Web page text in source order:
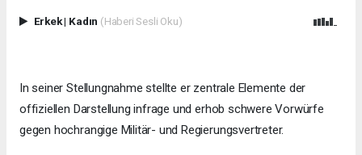
Erkek| Kadın (Haberi Sesli Oku)
In seiner Stellungnahme stellte er zentrale Elemente der
offiziellen Darstellung infrage und erhob schwere Vorwürfe
gegen hochrangige Militär- und Regierungsvertreter.